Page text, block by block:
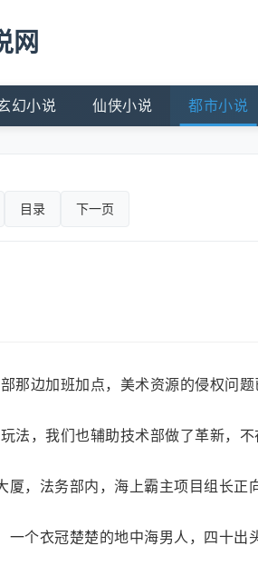
网
幻小说 仙侠小说 都市小说
目录 下一页
那边加班加点，美术资源的侵权问
法，我们也辅助技术部做了革新，
厦，法务部内，海上霸主项目组长正
一个衣冠楚楚的地中海男人，四十出